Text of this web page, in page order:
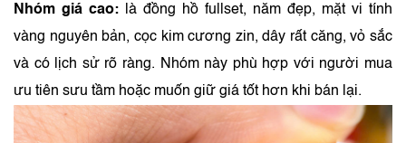
Nhóm giá cao: là đồng hồ fullset, năm đẹp, mặt vi tính
vàng nguyên bản, cọc kim cương zin, dây rất căng, vỏ sắc
và có lịch sử rõ ràng. Nhóm này phù hợp với người mua
ưu tiên sưu tầm hoặc muốn giữ giá tốt hơn khi bán lại.